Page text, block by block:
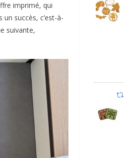
imprimé, qui
succès, c’est-à-
suivante,